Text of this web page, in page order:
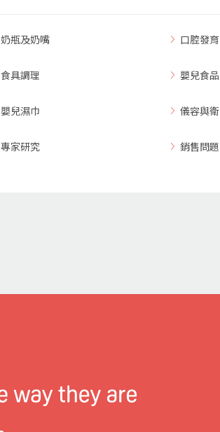
奶瓶及奶嘴 口腔發育
食具調理 嬰兒食品
嬰兒濕巾 儀容與
專家研究 銷售問題